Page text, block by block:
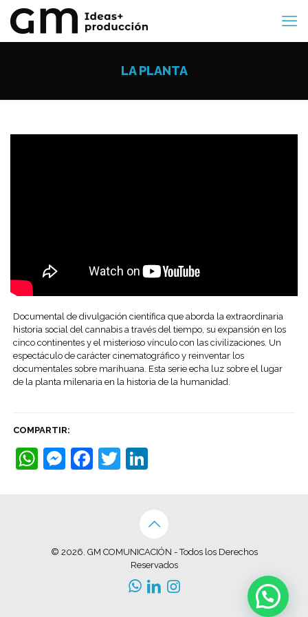
LA PLANTA
Documental de divulgación científica que aborda la extraordinaria
historia social del cannabis a través del tiempo, su expansión en los
cinco continentes y el misterioso vínculo con las civilizaciones. Un
espectáculo de carácter cinematográfico y reinventar los
documentales sobre marihuana. Esta serie echa luz sobre el lugar
de la planta milenaria en la historia de la humanidad.
COMPARTIR:
WhatsApp
Messenger
Facebook
Twitter
© 2026. GM COMUNICACIÓN - Todos los Derechos
Reservados